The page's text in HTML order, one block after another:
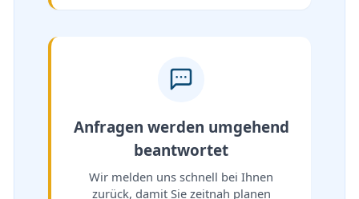
Anfragen werden umgehend
beantwortet
Wir melden uns schnell bei Ihnen
zurück, damit Sie zeitnah planen